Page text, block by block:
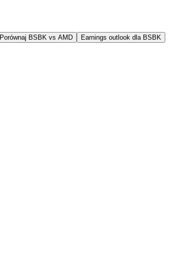
Porównaj BSBK vs AMD Earnings outlook dla BSBK